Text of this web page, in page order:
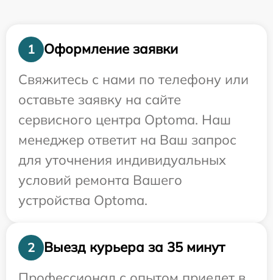
1
Оформление заявки
Свяжитесь с нами по телефону или
оставьте заявку на сайте
сервисного центра Optoma. Наш
менеджер ответит на Ваш запрос
для уточнения индивидуальных
условий ремонта Вашего
устройства Optoma.
2
Выезд курьера за 35 минут